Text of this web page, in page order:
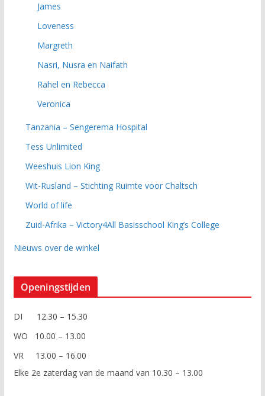
James
Loveness
Margreth
Nasri, Nusra en Naifath
Rahel en Rebecca
Veronica
Tanzania – Sengerema Hospital
Tess Unlimited
Weeshuis Lion King
Wit-Rusland – Stichting Ruimte voor Chaltsch
World of life
Zuid-Afrika – Victory4All Basisschool King’s College
Nieuws over de winkel
Openingstijden
DI 12.30 – 15.30
WO 10.00 – 13.00
VR 13.00 – 16.00
Elke 2e zaterdag van de maand van 10.30 – 13.00